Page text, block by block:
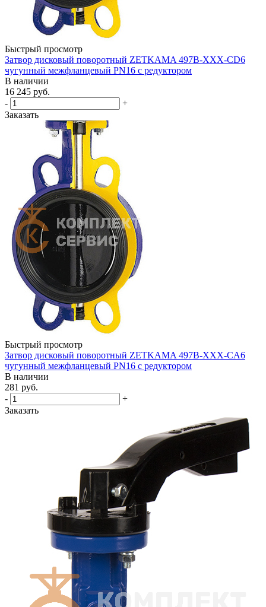
Быстрый просмотр
Затвор дисковый поворотный ZETKAMA 497B-XXX-CD6
чугунный межфланцевый PN16 с редуктором
В наличии
16 245 руб.
-
+
Заказать
Быстрый просмотр
Затвор дисковый поворотный ZETKAMA 497B-XXX-CA6
чугунный межфланцевый PN16 с редуктором
В наличии
281 руб.
-
+
Заказать